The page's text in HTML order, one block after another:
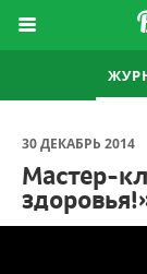
30 ДЕКАБРЬ 2014
Мастер-